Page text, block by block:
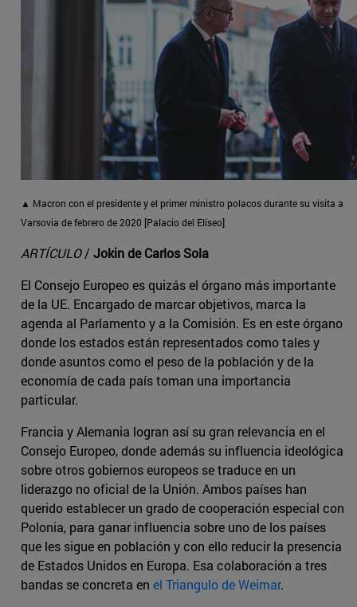
▲ Macron con el presidente y el primer ministro polacos durante su visita a
Varsovia de febrero de 2020 [Palacio del Elíseo]
ARTÍCULO/ Jokin de Carlos Sola
El Consejo Europeo es quizás el órgano más importante
de la UE. Encargado de marcar objetivos, marca la
agenda al Parlamento y a la Comisión. Es en este órgano
donde los estados están representados como tales y
donde asuntos como el peso de la población y de la
economía de cada país toman una importancia
particular.
Francia y Alemania logran así su gran relevancia en el
Consejo Europeo, donde además su influencia ideológica
sobre otros gobiernos europeos se traduce en un
liderazgo no oficial de la Unión. Ambos países han
querido establecer un grado de cooperación especial con
Polonia, para ganar influencia sobre uno de los países
que les sigue en población y con ello reducir la presencia
de Estados Unidos en Europa. Esa colaboración a tres
bandas se concreta en el Triangulo de Weimar.